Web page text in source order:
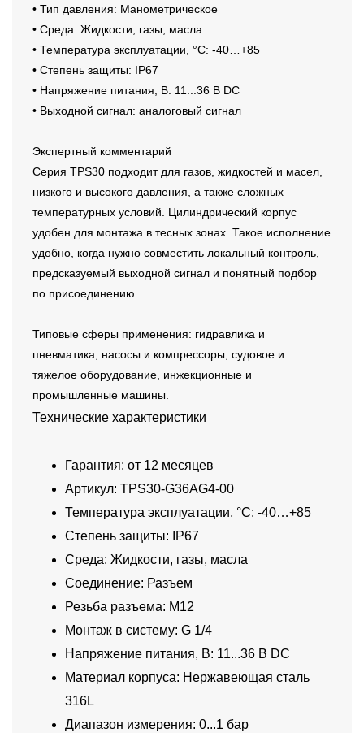
• Тип давления: Манометрическое
• Среда: Жидкости, газы, масла
• Температура эксплуатации, °C: -40…+85
• Степень защиты: IP67
• Напряжение питания, В: 11...36 В DC
• Выходной сигнал: аналоговый сигнал
Экспертный комментарий
Серия TPS30 подходит для газов, жидкостей и масел,
низкого и высокого давления, а также сложных
температурных условий. Цилиндрический корпус
удобен для монтажа в тесных зонах. Такое исполнение
удобно, когда нужно совместить локальный контроль,
предсказуемый выходной сигнал и понятный подбор
по присоединению.
Типовые сферы применения: гидравлика и
пневматика, насосы и компрессоры, судовое и
тяжелое оборудование, инжекционные и
промышленные машины.
Технические характеристики
Гарантия: от 12 месяцев
Артикул: TPS30-G36AG4-00
Температура эксплуатации, °C: -40…+85
Степень защиты: IP67
Среда: Жидкости, газы, масла
Соединение: Разъем
Резьба разъема: M12
Монтаж в систему: G 1/4
Напряжение питания, В: 11...36 В DC
Материал корпуса: Нержавеющая сталь
316L
Диапазон измерения: 0...1 бар